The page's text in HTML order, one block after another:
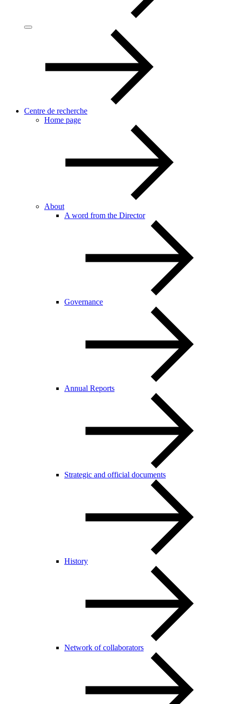
Centre de recherche
Home page
About
A word from the Director
Governance
Annual Reports
Strategic and official documents
History
Network of collaborators